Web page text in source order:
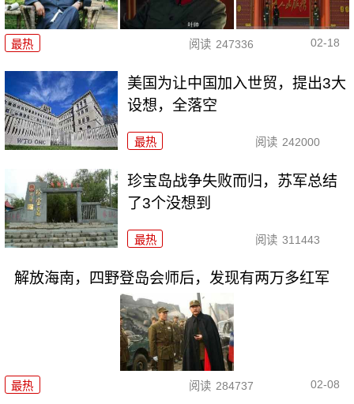
最热 阅读 247336 02-18
美国为让中国加入世贸，提出3大
设想，全落空
最热 阅读 242000
珍宝岛战争失败而归，苏军总结
了3个没想到
最热 阅读 311443
解放海南，四野登岛会师后，发现有两万多红军
最热 阅读 284737 02-08